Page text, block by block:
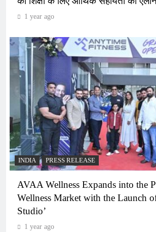
1 year ago
INDIA PRESS RELEASE
AVAA Wellness Expands into the
Wellness Market with the Launch
Studio’
1 year ago